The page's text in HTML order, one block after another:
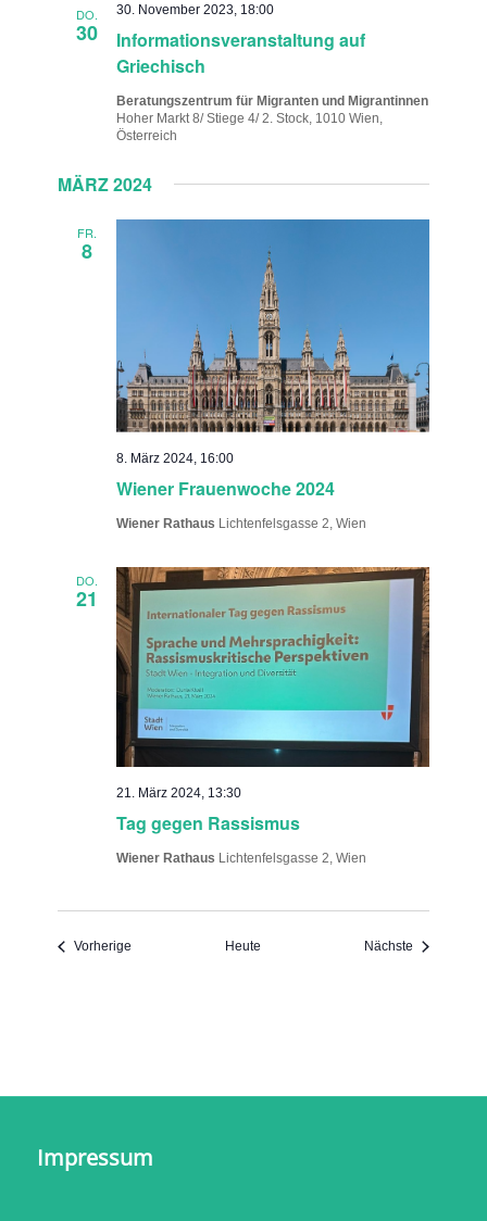
DO.
30
Informationsveranstaltung auf
Griechisch
30. November 2023, 18:00
Beratungszentrum für Migranten und Migrantinnen
Hoher Markt 8/ Stiege 4/ 2. Stock, 1010 Wien,
Österreich
MÄRZ 2024
FR.
8
Wiener Frauenwoche 2024
8. März 2024, 16:00
Wiener Rathaus Lichtenfelsgasse 2, Wien
DO.
21
Tag gegen Rassismus
21. März 2024, 13:30
Wiener Rathaus Lichtenfelsgasse 2, Wien
Vorherige VeranstaltungenHeute Nächste
Impressum